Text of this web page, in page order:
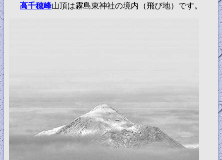
高千穂峰山頂は霧島東神社の境内（飛び地）です。